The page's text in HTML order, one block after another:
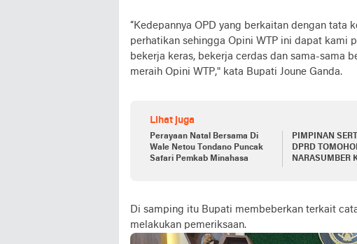
“Kedepannya OPD yang berkaitan dengan tata
perhatikan sehingga Opini WTP ini dapat kami
bekerja keras, bekerja cerdas dan sama-sama
meraih Opini WTP," kata Bupati Joune Ganda.
Lihat juga
Perayaan Natal Bersama Di
Wale Netou Tondano Puncak
Safari Pemkab Minahasa
PIMPINAN
DPRD
NARASUMBER
Di samping itu Bupati membeberkan terkait
melakukan pemeriksaan.